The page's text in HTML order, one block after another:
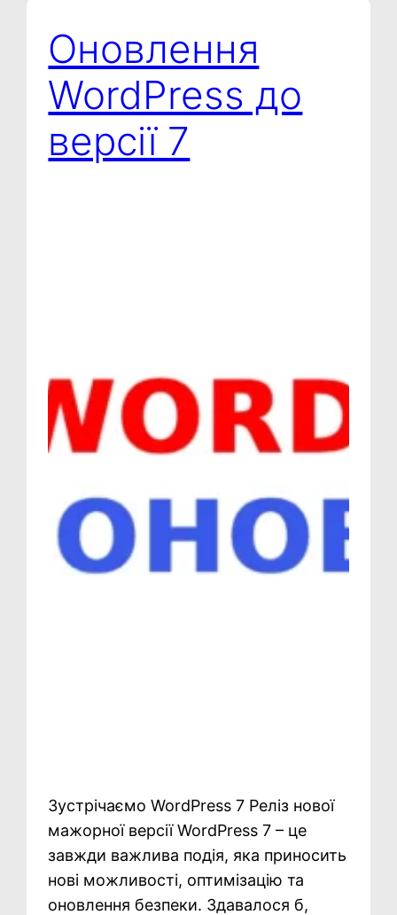
Оновлення
WordPress до
версії 7
Зустрічаємо WordPress 7 Реліз нової
мажорної версії WordPress 7 – це
завжди важлива подія, яка приносить
нові можливості, оптимізацію та
оновлення безпеки. Здавалося б,